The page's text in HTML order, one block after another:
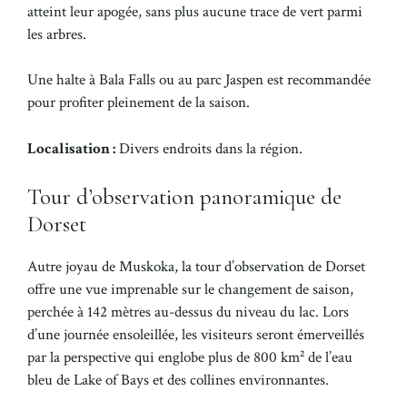
atteint leur apogée, sans plus aucune trace de vert parmi
les arbres.
Une halte à Bala Falls ou au parc Jaspen est recommandée
pour profiter pleinement de la saison.
Localisation :Divers endroits dans la région.
Tour d’observation panoramique de
Dorset
Autre joyau de Muskoka, la tour d’observation de Dorset
offre une vue imprenable sur le changement de saison,
perchée à 142 mètres au-dessus du niveau du lac. Lors
d’une journée ensoleillée, les visiteurs seront émerveillés
par la perspective qui englobe plus de 800 km² de l’eau
bleu de Lake of Bays et des collines environnantes.